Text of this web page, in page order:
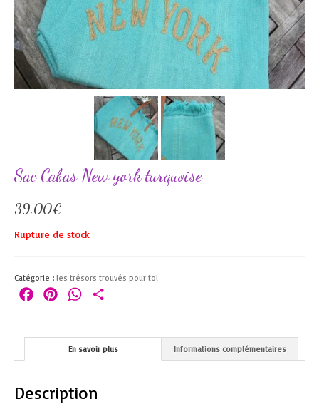
Sac Cabas New york turquoise
39,00€
Rupture de stock
Catégorie : les trésors trouvés pour toi
FacebookPinterestWhatsApp
En savoir plus Informations complémentaires
Description